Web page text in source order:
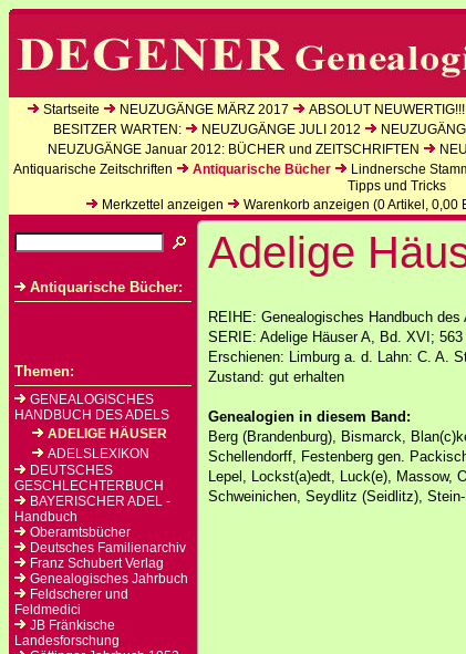
Startseite NEUZUGÄNGE MÄRZ 2017 ABSOLUT
BESITZER WARTEN:
NEUZUGÄNGE JULI 2012
NEUZUGÄNGE Januar 2012: BÜCHER und ZEITSCHRIFTEN
Antiquarische Zeitschriften
Antiquarische Bücher Lindnersche
Tipps und Tricks
Merkzettel anzeigen
Warenkorb anzeigen (0Artikel, 0,00
Antiquarische Bücher:
Themen:
GENEALOGISCHES
HANDBUCH DES ADELS
ADELIGE HÄUSER
ADELSLEXIKON
DEUTSCHES
GESCHLECHTERBUCH
BAYERISCHER ADEL -
Handbuch
Oberamtsbücher
Deutsches Familienarchiv
Franz Schubert Verlag
Genealogisches Jahrbuch
Feldscherer und
Feldmedici
JB Fränkische
Landesforschung
Adelige
REIHE: Genealogisches Handbuch
SERIE: Adelige Häuser A, Bd. XVI; 563
Erschienen: Limburg a. d. Lahn: C. A.
Zustand: gut erhalten
Genealogien in diesem Band:
Berg (Brandenburg), Bismarck,
Schellendorff, Festenberg gen.
Lepel, Lockst(a)edt, Luck(e), Massow,
Schweinichen, Seydlitz (Seidlitz),